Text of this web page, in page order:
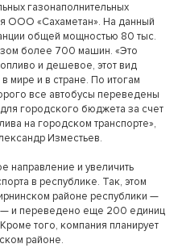
газонаполнительных
ООО «Сахаметан». На данный
общей мощностью 80 тыс.
более 700 машин. «Это
и дешевое, этот вид
мире и в стране. По итогам
все автобусы переведены
городского бюджета за счет
на городском транспорте»,
Изместьев.
направление и увеличить
в республике. Так, этом
районе республики —
и переведено еще 200 единиц
того, компания планирует
районе.